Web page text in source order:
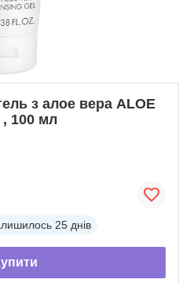
з алое вера ALOE
, 100 мл
25 днів